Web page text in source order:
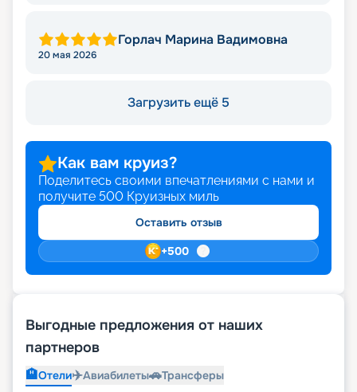
Горлач Марина Вадимовна
20 мая 2026
Загрузить ещё 5
Как вам круиз?
Поделитесь своими впечатлениями с нами и
получите 500 Круизных миль
Оставить отзыв
+500
Выгодные предложения от наших
партнеров
🏨Отели✈️Авиабилеты🚗Трансферы